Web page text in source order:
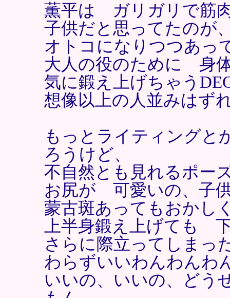
薫平は ガリガリで筋
子供だと思ってたのが
オトコになりつつあっ
大人の役のために 身
気に鍛え上げちゃう
想像以上の人並みはず
もっとライティングと
ろうけど、
不自然とも見れるポー
お尻が 可愛いの、子
蒙古斑あってもおかし
上半身鍛え上げても
さらに際立ってしま
わらずいいわんわんわ
いいの、いいの、どう